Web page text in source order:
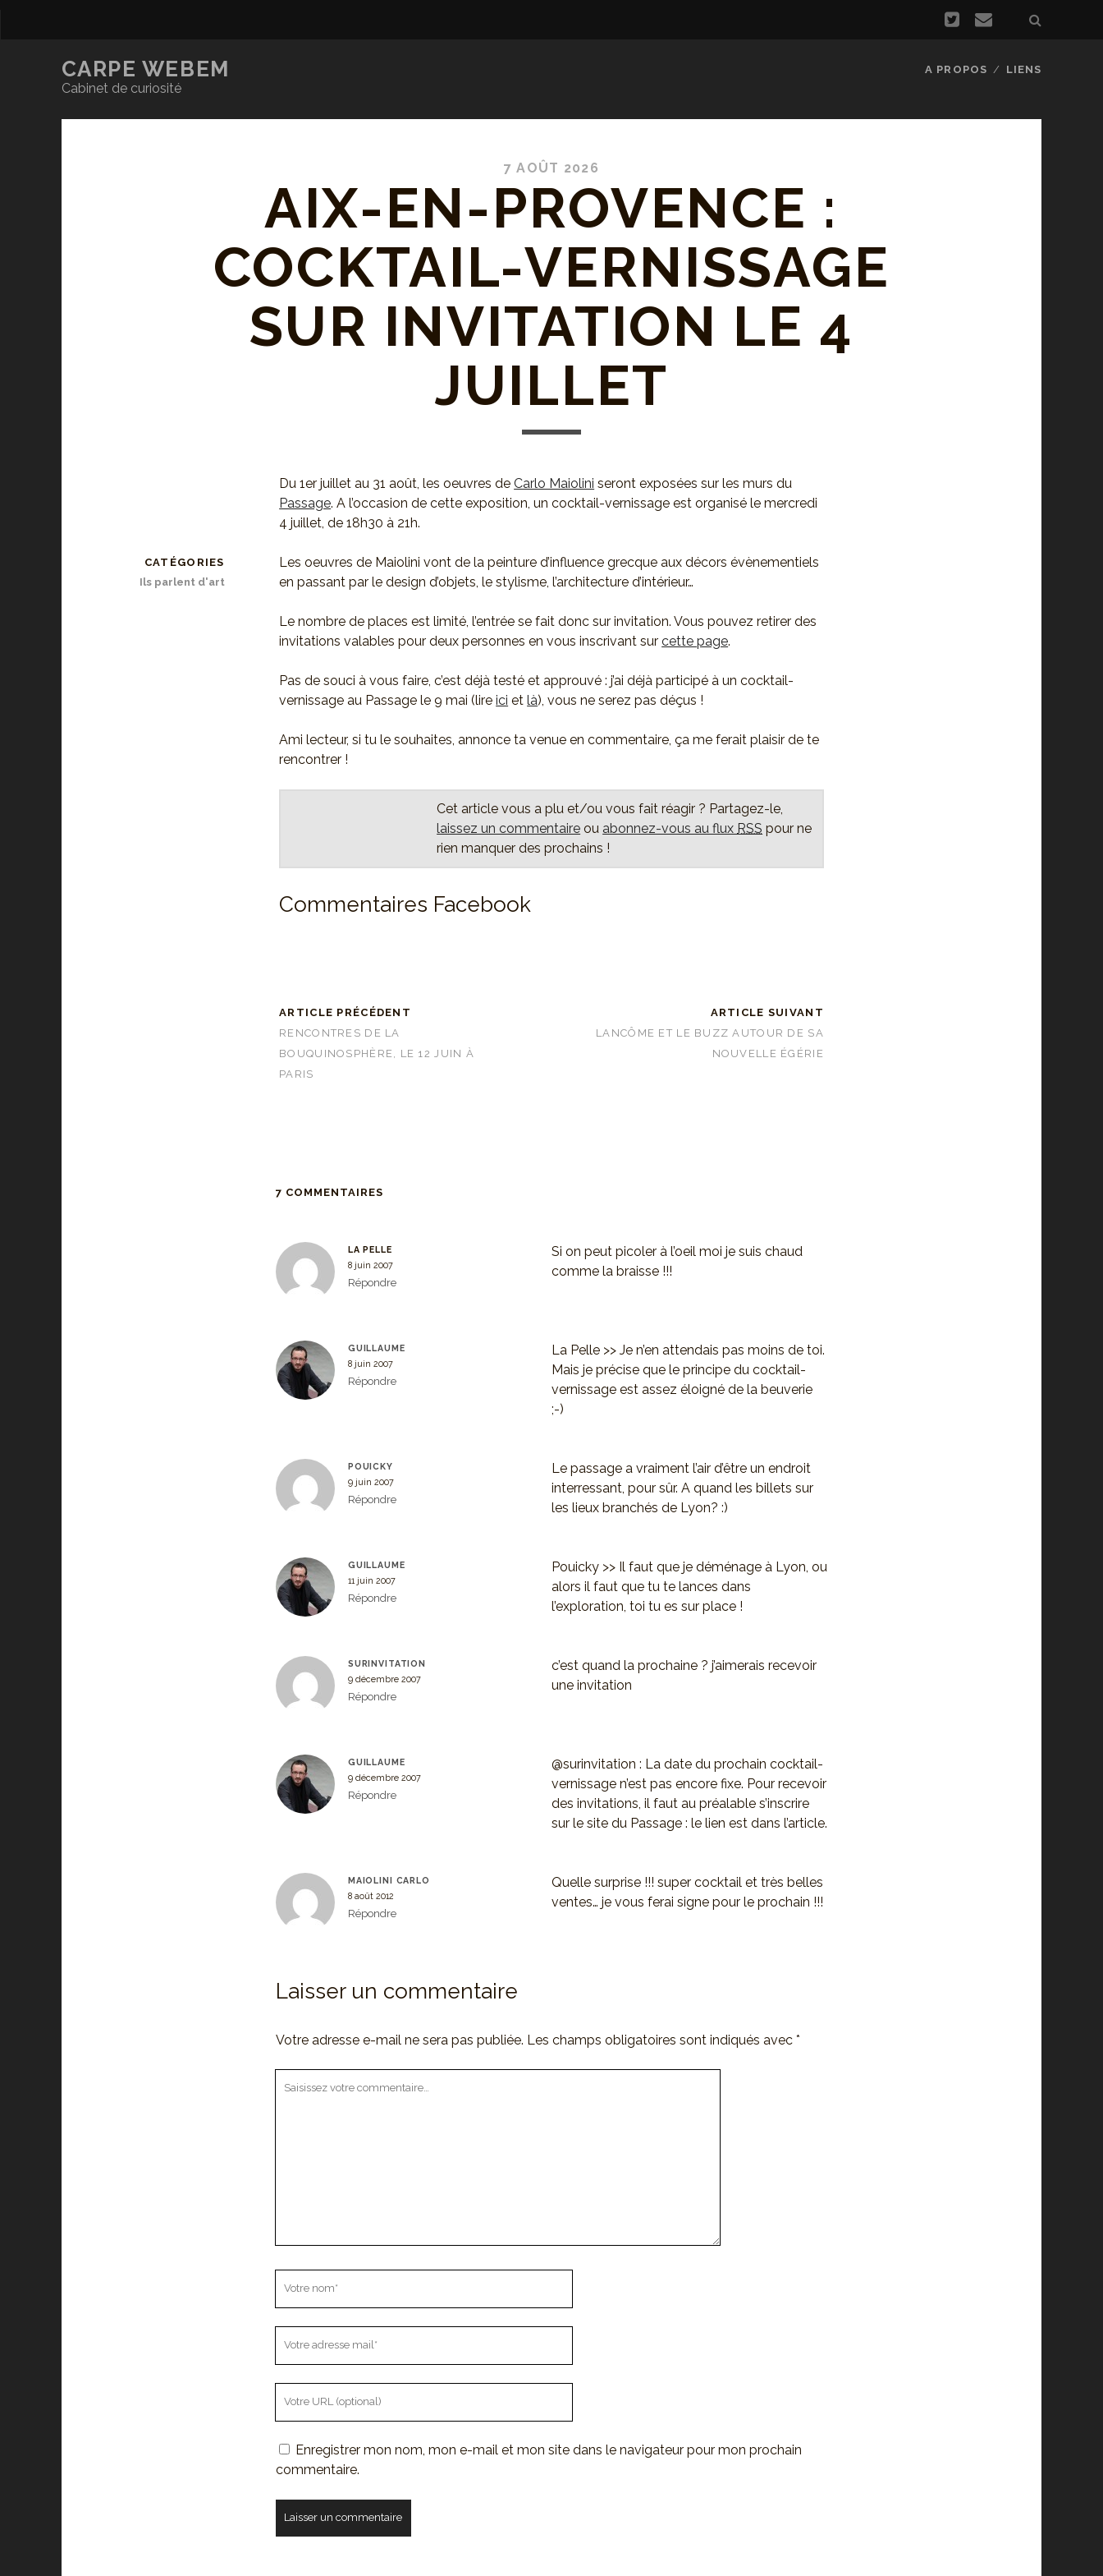
CARPE WEBEM
Cabinet de curiosité
A PROPOS LIENS
7 AOÛT 2026
AIX-EN-PROVENCE :
COCKTAIL-VERNISSAGE
SUR INVITATION LE 4
JUILLET
Du 1er juillet au 31 août, les oeuvres deCarlo Maiolini seront exposées sur les murs du
Passage. A l’occasion de cette exposition, un cocktail-vernissage est organisé le mercredi
4 juillet, de 18h30 à 21h.
Les oeuvres de Maiolini vont de la peinture d’influence grecque aux décors évènementiels
en passant par le design d’objets, le stylisme, l’architecture d’intérieur…
Le nombre de places est limité, l’entrée se fait donc sur invitation. Vous pouvez retirer des
invitations valables pour deux personnes en vous inscrivant surcette page.
Pas de souci à vous faire, c’est déjà testé et approuvé : j’ai déjà participé à un cocktail-
vernissage au Passage le 9 mai (lireici etlà), vous ne serez pas déçus !
Ami lecteur, si tu le souhaites, annonce ta venue en commentaire, ça me ferait plaisir de te
rencontrer !
Cet article vous a plu et/ou vous fait réagir ? Partagez-le,
laissez un commentaire ou abonnez-vous au flux RSS pour ne
rien manquer des prochains !
Commentaires Facebook
ARTICLE PRÉCÉDENT
RENCONTRES DE LA
BOUQUINOSPHÈRE, LE 12 JUIN À
PARIS
ARTICLE SUIVANT
LANCÔME ET LE BUZZ AUTOUR DE SA
NOUVELLE ÉGÉRIE
CATÉGORIES
Ils parlent d'art
7 COMMENTAIRES
LA PELLE
8 juin 2007
Répondre
Si on peut picoler à l’oeil moi je suis chaud
comme la braisse !!!
GUILLAUME
8 juin 2007
Répondre
La Pelle >> Je n’en attendais pas moins de toi.
Mais je précise que le principe du cocktail-
vernissage est assez éloigné de la beuverie
;-)
POUICKY
9 juin 2007
Répondre
Le passage a vraiment l’air d’être un endroit
interressant, pour sûr. A quand les billets sur
les lieux branchés de Lyon? :)
GUILLAUME
11 juin 2007
Répondre
Pouicky >> Il faut que je déménage à Lyon, ou
alors il faut que tu te lances dans
l’exploration, toi tu es sur place !
SURINVITATION
9 décembre 2007
Répondre
c’est quand la prochaine ? j’aimerais recevoir
une invitation
GUILLAUME
9 décembre 2007
Répondre
@surinvitation : La date du prochain cocktail-
vernissage n’est pas encore fixe. Pour recevoir
des invitations, il faut au préalable s’inscrire
sur le site du Passage : le lien est dans l’article.
MAIOLINI CARLO
8 août 2012
Répondre
Quelle surprise !!! super cocktail et très belles
ventes… je vous ferai signe pour le prochain !!!
Laisser un commentaire
Votre adresse e-mail ne sera pas publiée. Les champs obligatoires sont indiqués avec *
site Enregistrer mon nom, mon e-mail et mon site dans le navigateur pour mon prochain
commentaire.